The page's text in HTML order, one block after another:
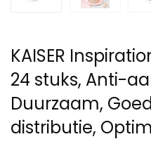
KAISER
24 stuks, Anti-
Duurzaam,
distributie,